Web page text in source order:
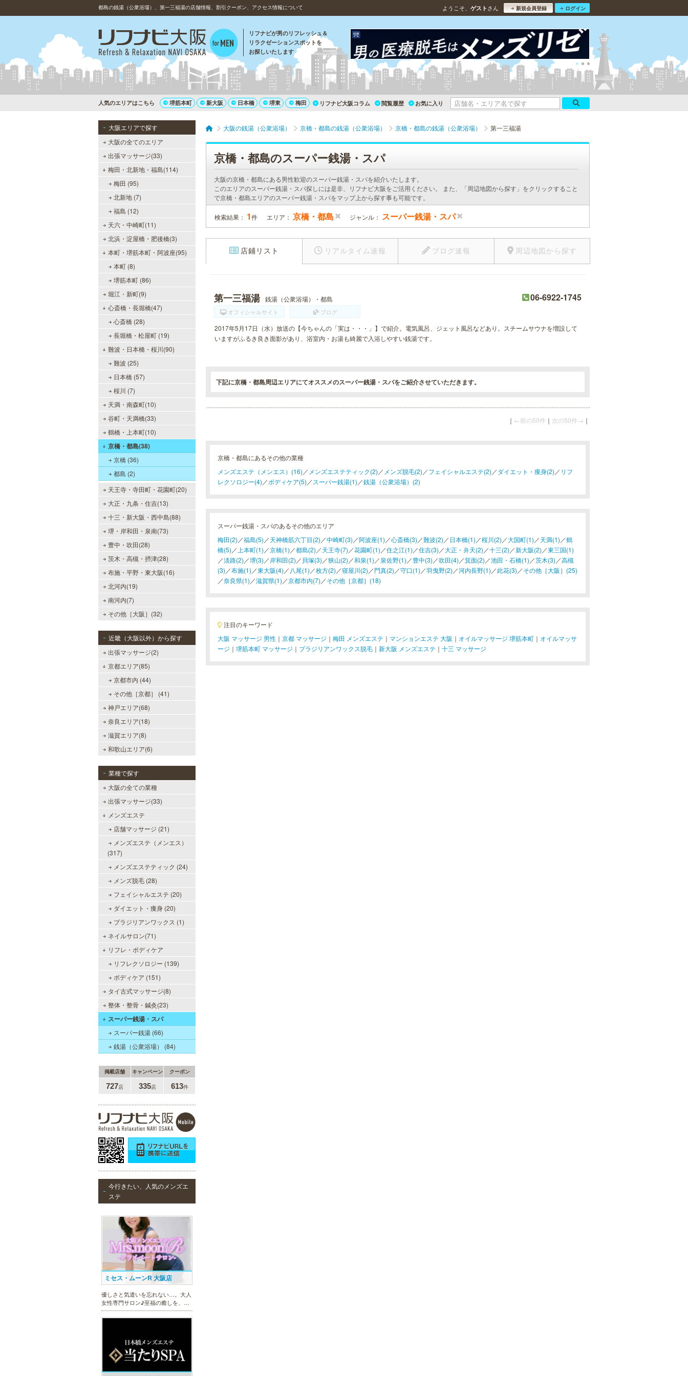
都島の銭湯（公衆浴場）、第一三福湯の店舗情報、割引クーポン、アクセス情報について ようこそ、 ゲスト さん 新規会員登録 ログイン
リフナビが男のリフレッシュ＆
リラクゼーションスポットを
お探しいたします
人気のエリアはこちら 堺筋本町 新大阪 日本橋 堺東 梅田 リフナビ大阪コラム 閲覧履歴 お気に入り
大阪エリアで探す
大阪の全てのエリア
出張マッサージ(33)
梅田・北新地・福島(114)
梅田 (95)
北新地 (7)
福島 (12)
天六・中崎町(11)
北浜・淀屋橋・肥後橋(3)
本町・堺筋本町・阿波座(95)
本町 (8)
堺筋本町 (86)
堀江・新町(9)
心斎橋・長堀橋(47)
心斎橋 (28)
長堀橋・松屋町 (19)
難波・日本橋・桜川(90)
難波 (25)
日本橋 (57)
桜川 (7)
天満・南森町(10)
谷町・天満橋(33)
鶴橋・上本町(10)
京橋・都島(38)
京橋 (36)
都島 (2)
天王寺・寺田町・花園町(20)
大正・九条・住吉(13)
十三・新大阪・西中島(88)
堺・岸和田・泉南(73)
豊中・吹田(28)
茨木・高槻・摂津(28)
布施・平野・東大阪(16)
北河内(19)
南河内(7)
その他［大阪］(32)
近畿（大阪以外）から探す
出張マッサージ(2)
京都エリア(85)
京都市内 (44)
その他［京都］ (41)
神戸エリア(68)
奈良エリア(18)
滋賀エリア(8)
和歌山エリア(6)
業種で探す
大阪の全ての業種
出張マッサージ(33)
メンズエステ
店舗マッサージ (21)
メンズエステ（メンエス）
(317)
メンズエステティック (24)
メンズ脱毛 (28)
フェイシャルエステ (20)
ダイエット・痩身 (20)
ブラジリアンワックス (1)
ネイルサロン(71)
リフレ・ボディケア
リフレクソロジー (139)
ボディケア (151)
タイ古式マッサージ(8)
整体・整骨・鍼灸(23)
スーパー銭湯・スパ
スーパー銭湯 (66)
銭湯（公衆浴場） (84)
掲載店舗 キャンペーン クーポン
727店 335店 613件
今行きたい、人気のメンズエ
ステ
美魔女セラピー 梅田店
れた美魔女による究極の癒しをご堪
能ください。
LA BELLA 日本橋・堺筋本
町・谷町ルーム（ラベーラ）
若い女性にはない大人の魅力を存分
イベートルームにお越し頂くのが難
しい方でも出張での対応もしており
ますので何なりとお申し付けくださ
い。
僕のママスパ
癒しのお部屋で優しいママが、僕を
うにくつろいで、暖かな母の愛に包
まれて下さい。心身ともの安らぎと
最高の癒しが貴方を待っています。
新大阪駅東口徒歩１分！大阪のメン
エス業界の中でも最高クラスのクオ
ストが何度も何度もトレーニングを
受け実現しました。日々の疲れを解
きほぐす極上のお時間をご堪能くだ
さい。
ミセス・ムーンR 大阪店
優しさと気遣いを忘れない…。大人
女性専門サロン♪至福の癒しを、お
約束致します。
大阪の銭湯（公衆浴場） 京橋・都島の銭湯（公衆浴場） 京橋・都島の銭湯（公衆浴場） 第一三福湯
京橋・都島のスーパー銭湯・スパ
大阪の京橋・都島にある男性歓迎のスーパー銭湯・スパを紹介いたします。
このエリアのスーパー銭湯・スパ探しには是非、リフナビ大阪をご活用ください。 また、「周辺地図から探す」をクリックすること
で京橋・都島エリアのスーパー銭湯・スパをマップ上から探す事も可能です。
検索結果： 1件 エリア： 京橋・都島 ジャンル： スーパー銭湯・スパ
店鋪リスト リアルタイム速報 ブログ速報 周辺地図から探す
第一三福湯 銭湯（公衆浴場）・都島 06-6922-1745
オフィシャルサイト ブログ
2017年5月17日（水）放送の【今ちゃんの「実は・・・」】で紹介。電気風呂、ジェット風呂などあり。スチームサウナを増設して
いますがふるき良き面影があり、浴室内・お湯も綺麗で入浴しやすい銭湯です。
下記に京橋・都島周辺エリアにてオススメのスーパー銭湯・スパをご紹介させていただきます。
｜ ←前の50件 ｜ 次の50件→ ｜
京橋・都島にあるその他の業種
メンズエステ（メンエス）(16) ／ メンズエステティック(2) ／ メンズ脱毛(2) ／フェイシャルエステ(2) ／ダイエット・痩身(2) ／ リフ
レクソロジー(4) ／ボディケア(5) ／ スーパー銭湯(1) ／銭湯（公衆浴場）(2)
スーパー銭湯・スパのあるその他のエリア
梅田(2) ／福島(5) ／天神橋筋六丁目(2) ／中崎町(3) ／阿波座(1) ／心斎橋(3) ／難波(2) ／日本橋(1) ／桜川(2) ／大国町(1) ／天満(1) ／鶴
橋(5) ／ 上本町(1) ／京橋(1) ／都島(2) ／天王寺(7) ／花園町(1) ／住之江(1) ／住吉(3) ／大正・弁天(2) ／十三(2) ／新大阪(2) ／東三国(1)
／淡路(2) ／堺(3) ／ 岸和田(2) ／ 貝塚(3) ／狭山(2) ／和泉(1) ／泉佐野(1) ／豊中(3) ／吹田(4) ／箕面(2) ／池田・石橋(1) ／茨木(3) ／高槻
(3) ／布施(1) ／東大阪(4) ／ 八尾(1) ／枚方(2) ／寝屋川(2) ／門真(2) ／守口(1) ／羽曳野(2) ／河内長野(1) ／此花(3) ／その他［大阪］(25)
／奈良県(1) ／滋賀県(1) ／京都市内(7) ／その他［京都］(18)
注目のキーワード
大阪 マッサージ 男性 ｜ 京都 マッサージ ｜ 梅田 メンズエステ ｜ マンションエステ 大阪 ｜ オイルマッサージ 堺筋本町 ｜ オイルマッサ
ージ ｜ 堺筋本町 マッサージ ｜ ブラジリアンワックス脱毛 ｜ 新大阪 メンズエステ ｜ 十三 マッサージ